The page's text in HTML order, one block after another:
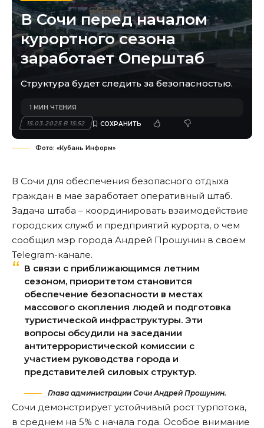
В Сочи перед началом
курортного сезона
заработает Оперштаб
Структура будет следить за безопасностью.
15.03.2025 В 15:52
1 МИН ЧТЕНИЯ
Фото: «Кубань Информ»
В Сочи для обеспечения безопасного отдыха
граждан в мае заработает оперативный штаб.
Задача штаба – координировать взаимодействие
городских служб и предприятий курорта, о чем
сообщил мэр города Андрей Прошунин в своем
Telegram-канале.
В связи с приближающимся летним
сезоном, приоритетом становится
обеспечение безопасности в местах
массового скопления людей и подготовка
туристической инфраструктуры. Эти
вопросы обсудили на заседании
антитеррористической комиссии с
участием руководства города и
представителей силовых структур.
Глава администрации Сочи Андрей Прошунин.
Сочи демонстрирует устойчивый рост турпотока,
в среднем на 5% с начала года. Особое внимание